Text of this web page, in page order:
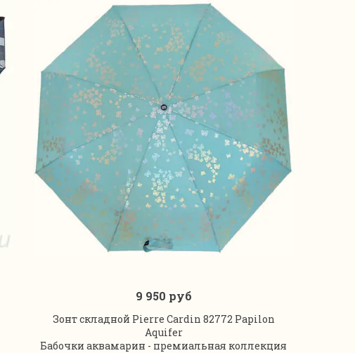
В корзину
9 950 руб
Зонт складной Pierre Cardin 82772 Papilon
Aquifer
Бабочки аквамарин - премиальная коллекция